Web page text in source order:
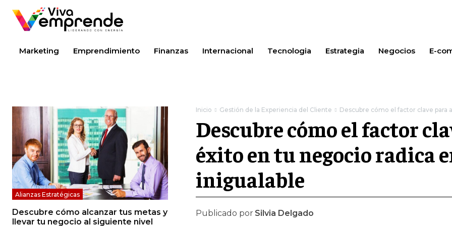
Marketing Emprendimiento Finanzas Internacional Tecnologia Estrategia Negocios E-
Alianzas Estratégicas
Descubre cómo alcanzar tus metas y
llevar tu negocio al siguiente nivel
Inicio Gestión de la Experiencia del Cliente Descubre cómo el factor clave para
Descubre cómo el factor
éxito en tu negocio radica
inigualable
Publicado por Silvia Delgado